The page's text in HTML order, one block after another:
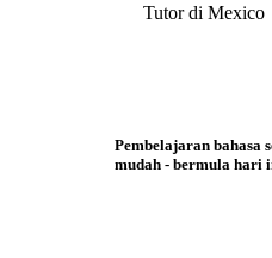
Tutor di Mexico
Pembelajaran bahasa
mudah - bermula hari